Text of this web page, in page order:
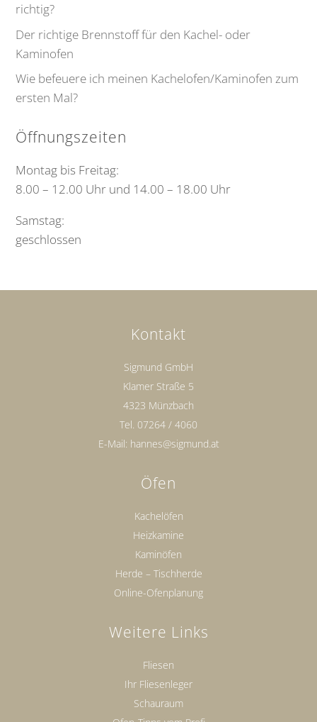
richtig?
Der richtige Brennstoff für den Kachel- oder
Kaminofen
Wie befeuere ich meinen Kachelofen/Kaminofen zum
ersten Mal?
Öffnungszeiten
Montag bis Freitag:
8.00 – 12.00 Uhr und 14.00 – 18.00 Uhr
Samstag:
geschlossen
Kontakt
Sigmund GmbH
Klamer Straße 5
4323 Münzbach
Tel. 07264 / 4060
E-Mail: hannes@sigmund.at
Öfen
Kachelöfen
Heizkamine
Kaminöfen
Herde – Tischherde
Online-Ofenplanung
Weitere Links
Fliesen
Ihr Fliesenleger
Schauraum